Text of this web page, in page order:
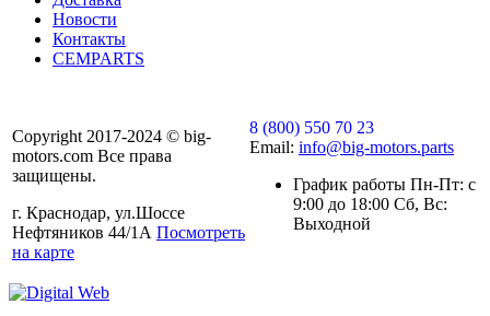
Новости
Контакты
CEMPARTS
Copyright 2017-2024 © big-
motors.com Все права
защищены.
г. Краснодар, ул.Шоссе
Нефтяников 44/1А Посмотреть
на карте
8 (800) 550 70 23
Email: info@big-motors.parts
График работы Пн-Пт: с
9:00 до 18:00 Сб, Вс:
Выходной